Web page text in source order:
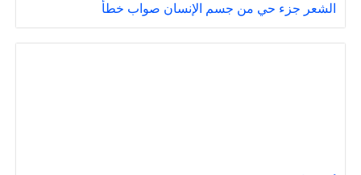
الشعر جزء حي من جسم الإنسان صواب خطأ